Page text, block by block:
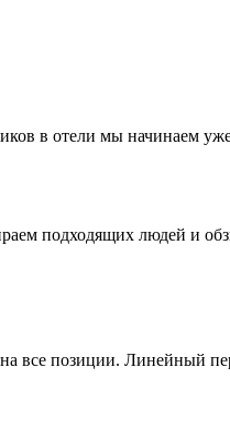
в отели мы начинаем
подходящих людей и
все позиции. Линейный